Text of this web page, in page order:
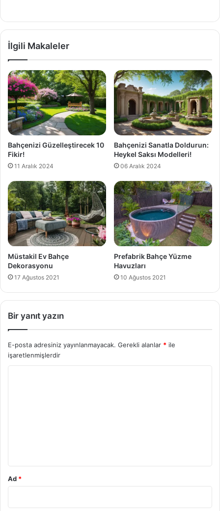
İlgili Makaleler
Bahçenizi Güzelleştirecek 10
Fikir!
11 Aralık 2024
Bahçenizi Sanatla Doldurun:
Heykel Saksı Modelleri!
06 Aralık 2024
Müstakil Ev Bahçe
Dekorasyonu
17 Ağustos 2021
Prefabrik Bahçe Yüzme
Havuzları
10 Ağustos 2021
Bir yanıt yazın
E-posta adresiniz yayınlanmayacak. Gerekli alanlar * ile
işaretlenmişlerdir
Ad *